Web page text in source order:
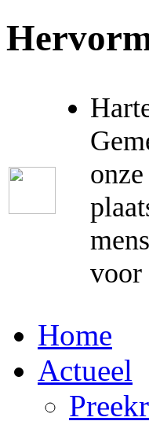
voor
Home
Actueel